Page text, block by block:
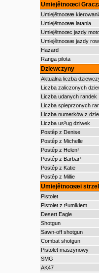
Umiejêtnoœci
Umiejêtnoœæ
Umiejêtnoœæ latania
Umiejêtnoœc jazdy
Umiejêtnoœæ jazdy
Hazard
Ranga pilota
Dziewczyny
Aktualna liczba
Liczba zaliczonych
Liczba udanych randek
Liczba spieprzonych
Liczba numerków z
Liczba us³ug dziwek
Postêp z Denise
Postêp z Michelle
Postêp z Helen¹
Postêp z Barbar¹
Postêp z Katie
Postêp z Millie
Umiejêtnoœæi
Pistolet
Pistolet z t³umikiem
Desert Eagle
Shotgun
Sawn-off shotgun
Combat shotgun
Pistolet maszynowy
SMG
AK47